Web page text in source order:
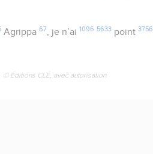
Agrippa 67, je n’ai 1096 5633point 3756
© Éditions CLÉ, avec autorisation